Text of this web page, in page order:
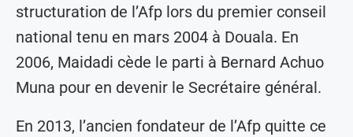
structuration de l’Afp lors du premier conseil
national tenu en mars 2004 à Douala. En
2006, Maidadi cède le parti à Bernard Achuo
Muna pour en devenir le Secrétaire général.
En 2013, l’ancien fondateur de l’Afp quitte ce